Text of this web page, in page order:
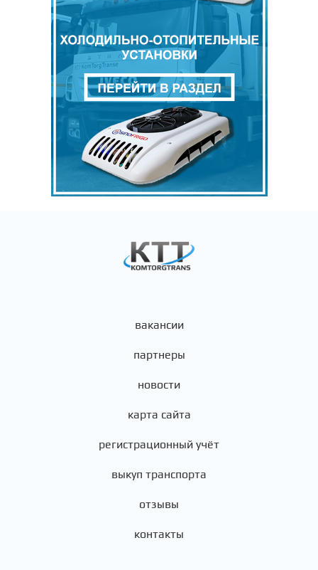
вакансии
партнеры
новости
карта сайта
регистрационный учёт
выкуп транспорта
отзывы
контакты